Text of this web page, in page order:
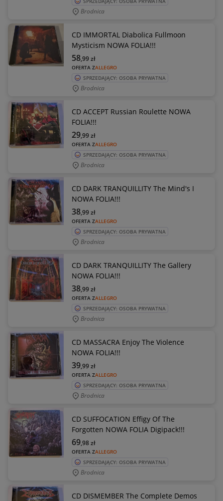
Brodnica
CD IMMORTAL Diabolica Fullmoon
Mysticism NOWA FOLIA!!!
OFERTA ZALLEGRO
58,99zł
SPRZEDAJĄCY: OSOBA PRYWATNA
Brodnica
CD ACCEPT Russian Roulette NOWA
FOLIA!!!
OFERTA ZALLEGRO
29,99zł
SPRZEDAJĄCY: OSOBA PRYWATNA
Brodnica
CD DARK TRANQUILLITY The Mind's I
NOWA FOLIA!!!
OFERTA ZALLEGRO
38,99zł
SPRZEDAJĄCY: OSOBA PRYWATNA
Brodnica
CD DARK TRANQUILLITY The Gallery
NOWA FOLIA!!!
OFERTA ZALLEGRO
38,99zł
SPRZEDAJĄCY: OSOBA PRYWATNA
Brodnica
CD MASSACRA Enjoy The Violence
NOWA FOLIA!!!
OFERTA ZALLEGRO
39,99zł
SPRZEDAJĄCY: OSOBA PRYWATNA
Brodnica
CD SUFFOCATION Effigy Of The
Forgotten NOWA FOLIA Digipack!!!
OFERTA ZALLEGRO
69,98zł
SPRZEDAJĄCY: OSOBA PRYWATNA
Brodnica
CD DISMEMBER The Complete Demos